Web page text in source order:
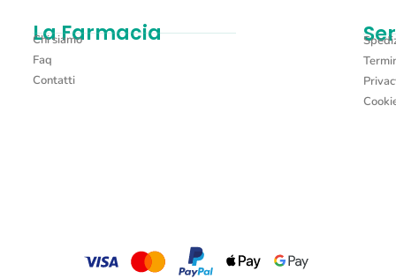
La Farmacia
Chi siamo
Faq
Contatti